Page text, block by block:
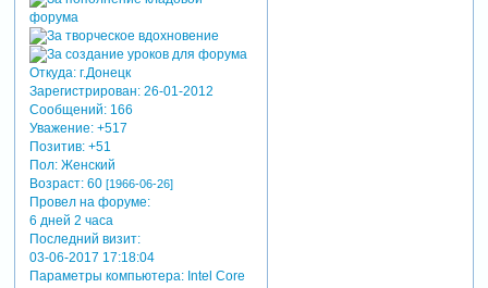
Откуда:г.Донецк
Зарегистрирован: 26-01-2012
Сообщений:166
Уважение: +517
Позитив: +51
Пол:Женский
Возраст:60 [1966-06-26]
Провел на форуме:
6 дней 2 часа
Последний визит:
03-06-2017 17:18:04
Параметры компьютера:Intel Core